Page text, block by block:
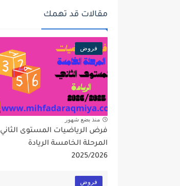
مقالات قد تهمك
فروض
منذ بضع شهور
فرض الرياضيات المستوى الثاني
المرحلة الخامسة الريادة
2025/2026
فروض